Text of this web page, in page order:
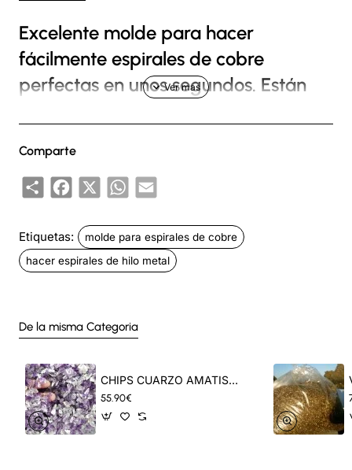
Excelente molde para hacer
fácilmente espirales de cobre
perfectas en unos segundos. Están
Comparte
ShareFacebook
X WhatsApp
Email
Etiquetas:
molde para espirales de cobre
hacer espirales de hilo metal
De la misma Categoria
CHIPS CUARZO AMATISTA -5KG
55.90€